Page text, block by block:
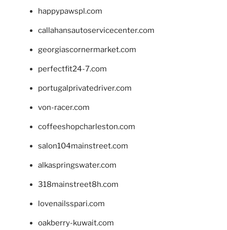
happypawspl.com
callahansautoservicecenter.com
georgiascornermarket.com
perfectfit24-7.com
portugalprivatedriver.com
von-racer.com
coffeeshopcharleston.com
salon104mainstreet.com
alkaspringswater.com
318mainstreet8h.com
lovenailsspari.com
oakberry-kuwait.com